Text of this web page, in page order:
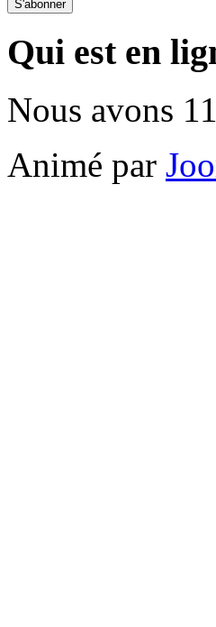
Qui est en
Nous avons
Animé par